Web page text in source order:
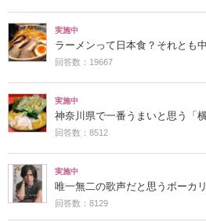
実施中
ラーメンって日本食？それとも
回答数：19667
実施中
神奈川県で一番うまいと思う「
回答数：8512
実施中
唯一無二の歌声だと思うボーカ
回答数：8129